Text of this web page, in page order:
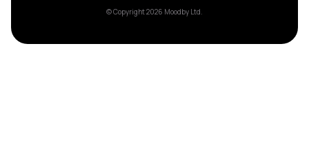
© Copyright 2026 Moodby Ltd.